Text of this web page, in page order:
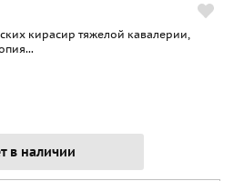
кирасир тяжелой кавалерии,
в наличии